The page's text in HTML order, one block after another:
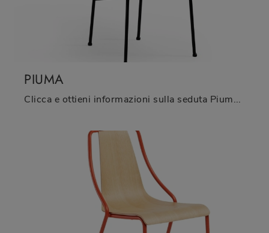
PIUMA
Clicca e ottieni informazioni sulla seduta Piuma di Midj in legno: le più originali Sedie fisse moderne ti aspettano.